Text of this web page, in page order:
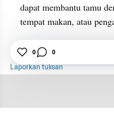
dapat membantu tamu
tempat makan, atau
Hiburan
Laporkan tulisan
0 0